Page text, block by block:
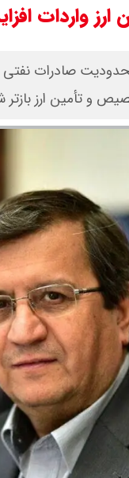
واردات
صادرات نفتی
و تأمین ارز